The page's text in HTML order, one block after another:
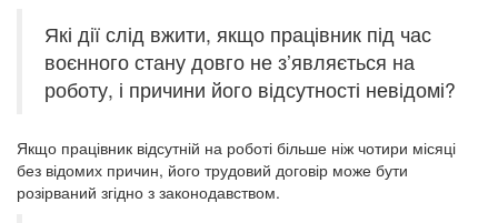
Які дії слід вжити, якщо працівник під час
воєнного стану довго не з’являється на
роботу, і причини його відсутності невідомі?
Якщо працівник відсутній на роботі більше ніж чотири місяці
без відомих причин, його трудовий договір може бути
розірваний згідно з законодавством.